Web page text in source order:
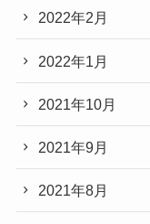
2022年2月
2022年1月
2021年10月
2021年9月
2021年8月